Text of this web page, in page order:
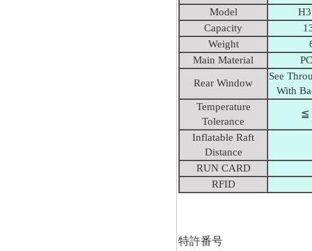
Model
Capacity
Weight
Main Material
Rear Window
See
With
Temperature
Tolerance
≦
Inflatable Raft
Distance
RUN CARD
RFID
特許番号